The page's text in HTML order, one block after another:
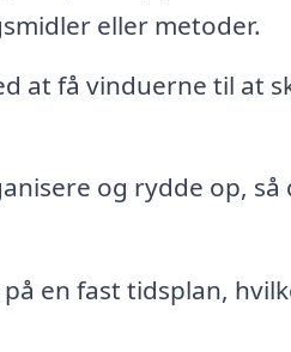
eller metoder.
at få vinduerne til at
og rydde op,
en fast tidsplan,